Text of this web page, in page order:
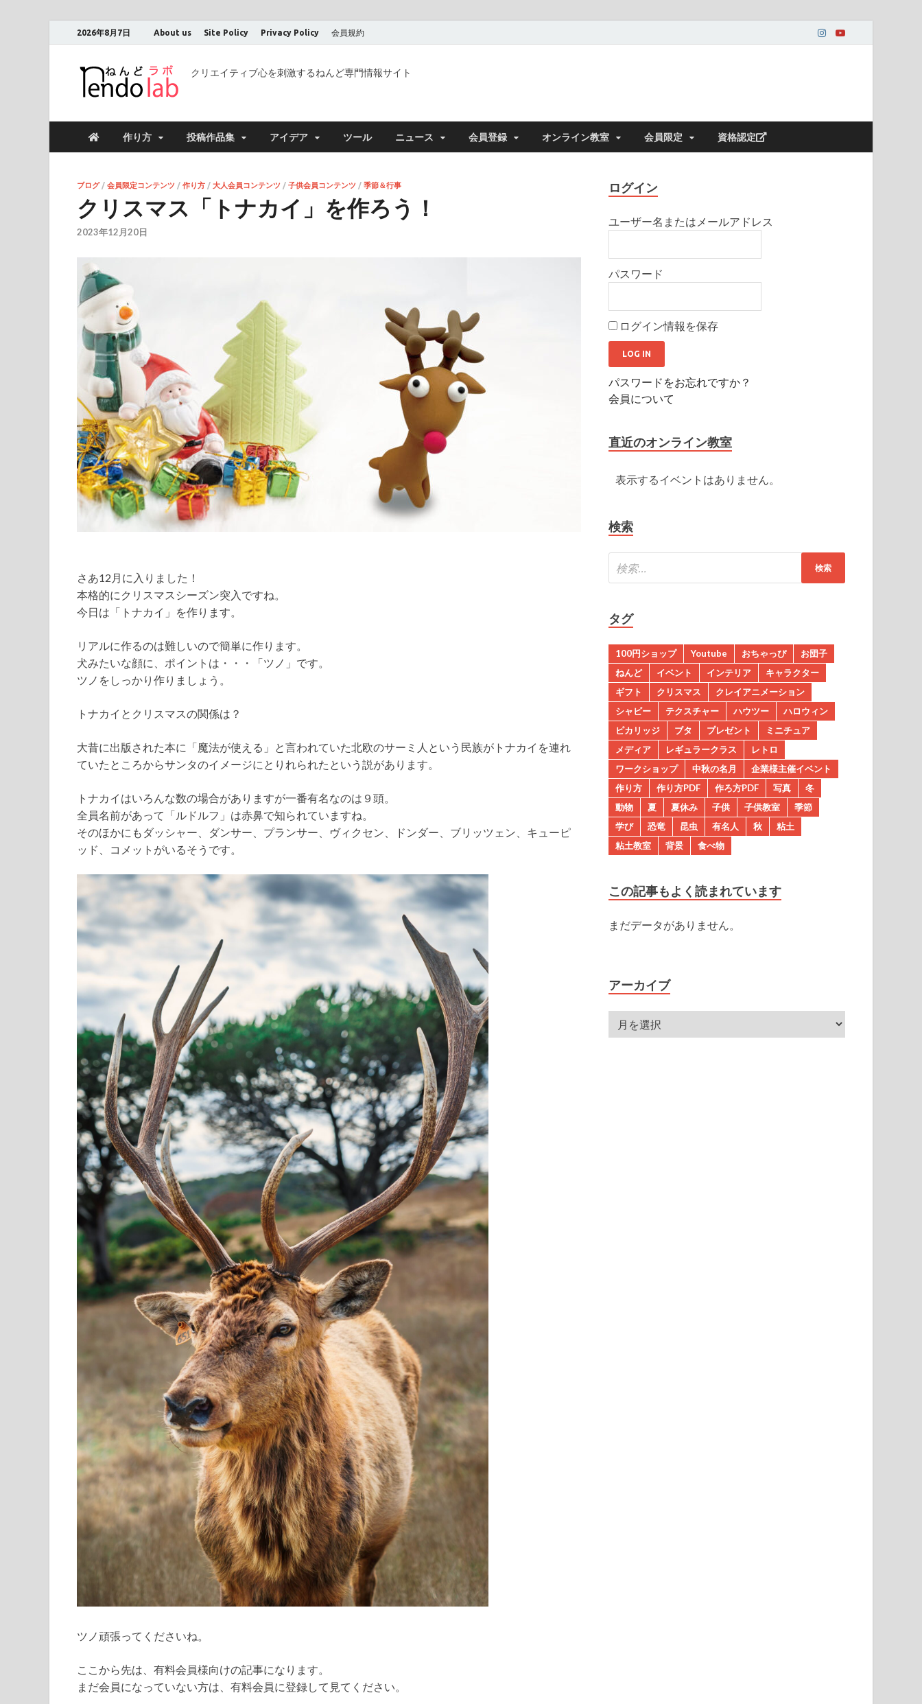
2026年8月7日 About us Site Policy Privacy Policy 会員規約
クリエイティブ心を刺激するねんど専門情報サイト
作り方 投稿作品集 アイデア ツール ニュース 会員登録 オンライン教室 会員限定 資格認定
ブログ/ 会員限定コンテンツ / 作り方 / 大人会員コンテンツ / 子供会員コンテンツ / 季節＆行事
クリスマス「トナカイ」を作ろう！
2023年12月20日
さあ12月に入りました！
本格的にクリスマスシーズン突入ですね。
今日は「トナカイ」を作ります。
リアルに作るのは難しいので簡単に作ります。
犬みたいな顔に、ポイントは・・・「ツノ」です。
ツノをしっかり作りましょう。
トナカイとクリスマスの関係は？
大昔に出版された本に「魔法が使える」と言われていた北欧のサーミ人という民族がトナカイを連れ
ていたところからサンタのイメージにとりれられたという説があります。
トナカイはいろんな数の場合がありますが一番有名なのは９頭。
全員名前があって「ルドルフ」は赤鼻で知られていますね。
そのほかにもダッシャー、ダンサー、プランサー、ヴィクセン、ドンダー、ブリッツェン、キューピ
ッド、コメットがいるそうです。
ツノ頑張ってくださいね。
ここから先は、有料会員様向けの記事になります。
まだ会員になっていない方は、有料会員に登録して見てください。
ログイン
ユーザー名またはメールアドレス
パスワード
ログイン情報を保存
パスワードをお忘れですか？
会員について
直近のオンライン教室
表示するイベントはありません。
検索
タグ
100円ショップ Youtube おちゃっぴ
お団子
ねんど
イベント インテリア
キャラクター
ギフト
クリスマス
クレイアニメーション
シャビー
テクスチャー ハウツー
ハロウィン
ピカリッジ
ブタ プレゼント
ミニチュア
メディア
レギュラークラス
レトロ
ワークショップ
中秋の名月
企業様主催イベント
作り方
作り方PDF 作ろ方PDF 写真
冬
動物
夏 夏休み 子供 子供教室
季節
学び
恐竜 昆虫 有名人 秋
粘土
粘土教室
背景 食べ物
この記事もよく読まれています
まだデータがありません。
アーカイブ